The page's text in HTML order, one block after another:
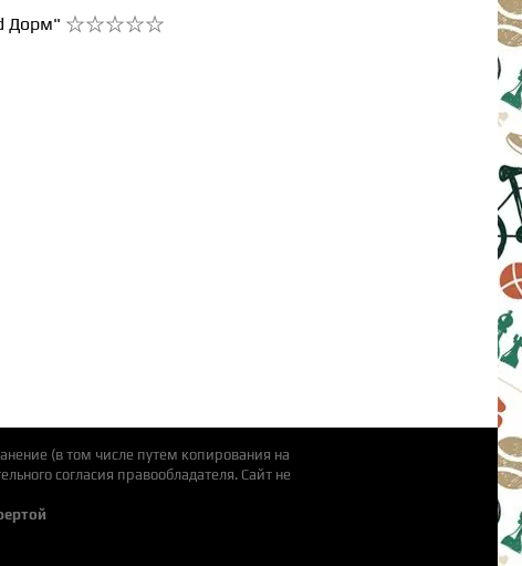
Дорм"
(в том числе путем копирования на
согласия правообладателя. Cайт не